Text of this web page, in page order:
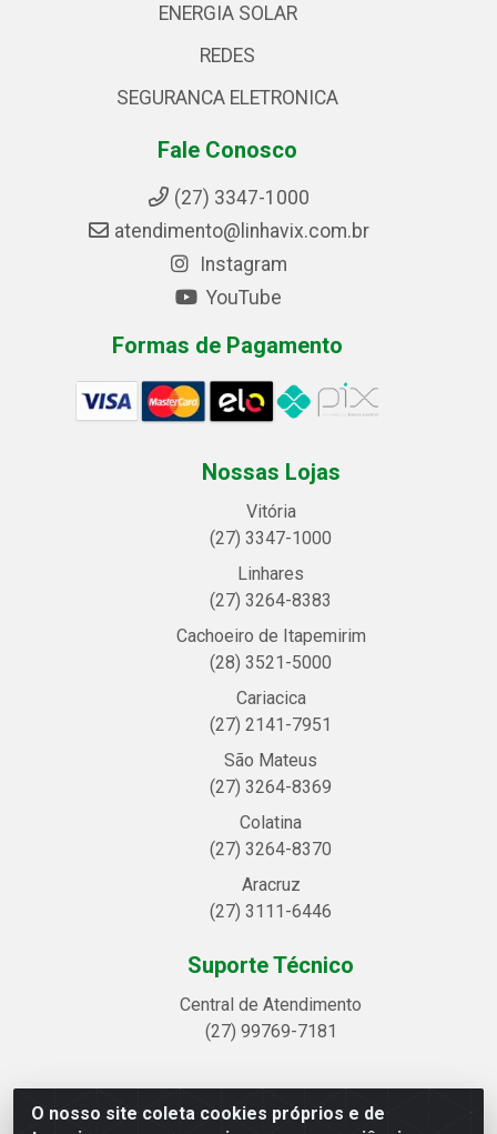
O nosso site coleta cookies próprios e de
ENERGIA SOLAR
REDES
SEGURANCA ELETRONICA
Fale Conosco
(27) 3347-1000
atendimento@linhavix.com.br
Instagram
YouTube
Formas de Pagamento
Nossas Lojas
Vitória
(27) 3347-1000
Linhares
(27) 3264-8383
Cachoeiro de Itapemirim
(28) 3521-5000
Cariacica
(27) 2141-7951
São Mateus
(27) 3264-8369
Colatina
(27) 3264-8370
Aracruz
(27) 3111-6446
Suporte Técnico
Central de Atendimento
(27) 99769-7181
Linhavix Distribuidora LTDA - Avenida Alegre, 2521 -